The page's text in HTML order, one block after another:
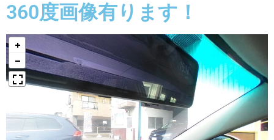
360度画像有ります！